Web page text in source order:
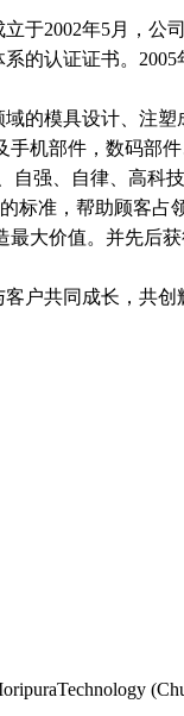
2002年5月，公
的认证证书。
模具设计、注塑
机部件，数码部
强、自律、高科
标准，帮助顾客占
大价值。并先后获
户共同成长，共创